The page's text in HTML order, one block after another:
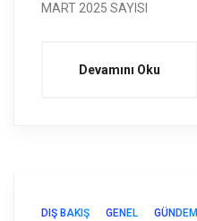
MART 2025 SAYISI
Devamını Oku
DIŞ BAKIŞ GENEL GÜNDEM